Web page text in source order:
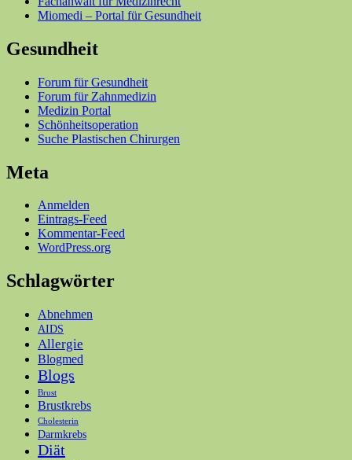
Miomedi – Portal für Gesundheit
Gesundheit
Forum für Gesundheit
Forum für Zahnmedizin
Medizin Portal
Schönheitsoperation
Suche Plastischen Chirurgen
Meta
Anmelden
Eintrags-Feed
Kommentar-Feed
WordPress.org
Schlagwörter
Abnehmen
AIDS
Allergie
Blogmed
Blogs
Brust
Brustkrebs
Cholesterin
Darmkrebs
Diät